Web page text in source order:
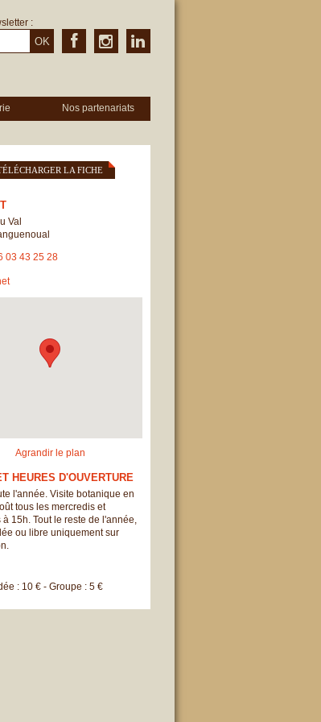
:
OK
Nos partenariats
LA FICHE
Val
03 43 25 28
Agrandir le plan
HEURES D'OUVERTURE
l'année. Visite botanique en
tous les mercredis et
15h. Tout le reste de l'année,
ou libre uniquement sur
: 10 € - Groupe : 5 €